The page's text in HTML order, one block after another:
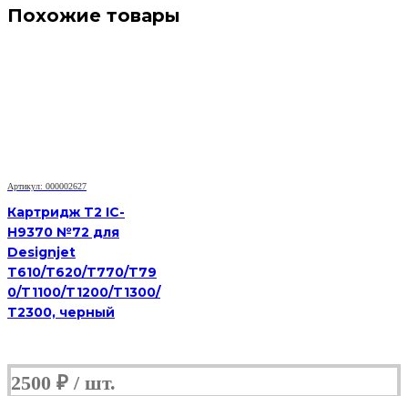
Похожие товары
Артикул: 000002627
Картридж T2 IC-
H9370 №72 для
Designjet
T610/T620/T770/T79
0/T1100/T1200/T1300/
T2300, черный
2500 ₽